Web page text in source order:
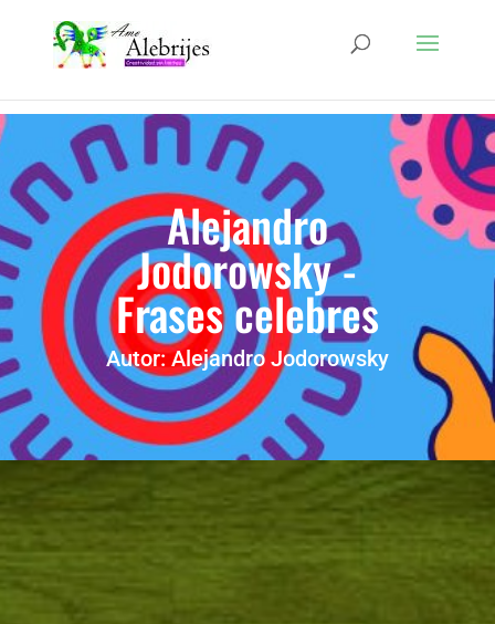
Alejandro
Jodorowsky -
Frases celebres
Autor: Alejandro Jodorowsky